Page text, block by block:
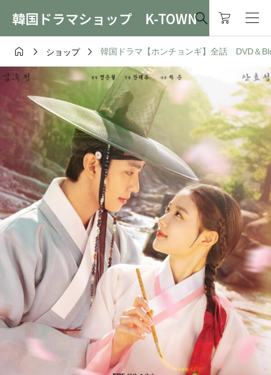
韓国ドラマショップ K-TOWN
  ショップ  韓国ドラマ【ホンチョンギ】全話 DVD＆